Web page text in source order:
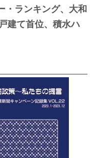
・ランキング、大和
建て首位、積水ハ